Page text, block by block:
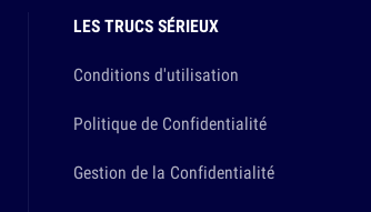
LES TRUCS SÉRIEUX
Conditions d'utilisation
Politique de Confidentialité
Gestion de la Confidentialité